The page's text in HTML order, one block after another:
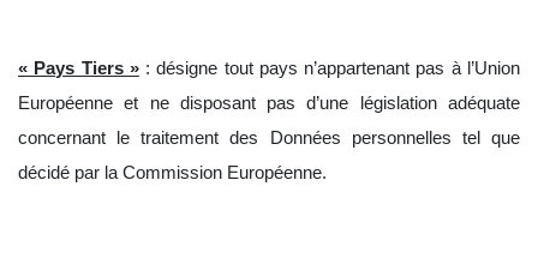
« Pays Tiers » : désigne tout pays n’appartenant pas à l’Union
Européenne et ne disposant pas d’une législation adéquate
concernant le traitement des Données personnelles tel que
décidé par la Commission Européenne.